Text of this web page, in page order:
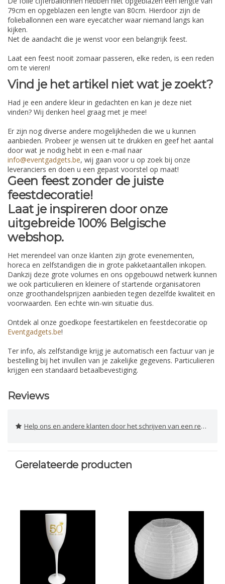
79cm en opgeblazen een lengte van 80cm. Hierdoor zijn de
folieballonnen een ware eyecatcher waar niemand langs kan
kijken.
Net de aandacht die je wenst voor een belangrijk feest.
Laat een feest nooit zomaar passeren, elke reden, is een reden
om te vieren!
Vind je het artikel niet wat je zoekt?
Had je een andere kleur in gedachten en kan je deze niet
vinden? Wij denken heel graag met je mee!
Er zijn nog diverse andere mogelijkheden die we u kunnen
aanbieden. Probeer je wensen uit te drukken en geef het aantal
door wat je nodig hebt in een e-mail naar
info@eventgadgets.be, wij gaan voor u op zoek bij onze
leveranciers en doen u een gepast voorstel op maat!
Geen feest zonder de juiste
feestdecoratie!
Laat je inspireren door onze
uitgebreide 100% Belgische
webshop.
Het merendeel van onze klanten zijn grote evenementen,
horeca en zelfstandigen die in grote pakketaantallen inkopen.
Dankzij deze grote volumes en ons opgebouwd netwerk kunnen
we ook particulieren en kleinere of startende organisatoren
onze groothandelsprijzen aanbieden tegen dezelfde kwaliteit en
voorwaarden. Een echte win-win situatie dus.
Ontdek al onze goedkope feestartikelen en feestdecoratie op
Eventgadgets.be!
Ter info, als zelfstandige krijg je automatisch een factuur van je
bestelling bij het invullen van je zakelijke gegevens. Particulieren
krijgen een standaard betaalbevestiging.
Reviews
Help ons en andere klanten door het schrijven van een review
Gerelateerde producten